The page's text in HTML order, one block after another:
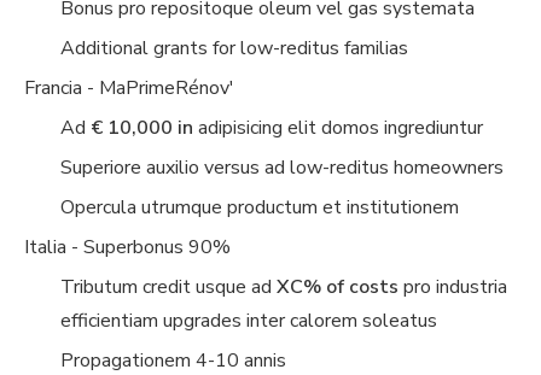
Bonus pro repositoque oleum vel gas systemata
Additional grants for low-reditus familias
Francia - MaPrimeRénov'
Ad € 10,000 in adipisicing elit domos ingrediuntur
Superiore auxilio versus ad low-reditus homeowners
Opercula utrumque productum et institutionem
Italia - Superbonus 90%
Tributum credit usque ad XC% of costs pro industria
efficientiam upgrades inter calorem soleatus
Propagationem 4-10 annis